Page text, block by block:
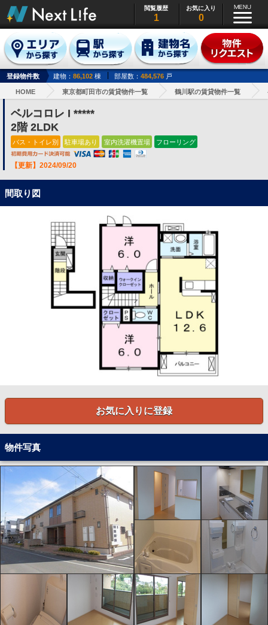
閲覧履歴
1
お気に入り
0
登録物件数 建物： 86,102 棟 部屋数： 484,576 戸
HOME 東京都町田市の賃貸物件一覧 鶴川駅の賃貸物件一覧
ベルコロレ I *****
2階 2LDK
バス・トイレ別 駐車場あり 室内洗濯機置場 フローリング
【更新】2024/09/20
間取り図
お気に入りに登録
物件写真